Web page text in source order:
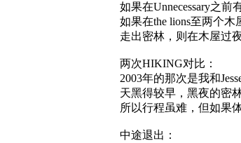
如果在Unnecessary之
如果在the lions至两个
走出密林，则在木屋过
两次HIKING对比：
2003年的那次是我和
天黑得较早，黑夜的密
所以行程虽难，但如果
中途退出：